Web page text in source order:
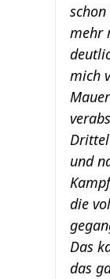
mehr
mich
und
die
Das
das